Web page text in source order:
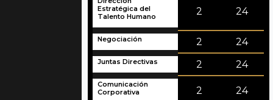
Estratégica del
Talento Humano
2 24
Negociación 2 24
Juntas Directivas 2 24
Comunicación
Corporativa
2 24